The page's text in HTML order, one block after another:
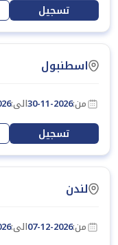
تسجيل
اسطنبول
من:30-11-2026الى:
تسجيل
لندن
من:07-12-2026الى: